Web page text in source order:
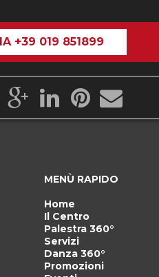
+39 019 851899
MENÙ RAPIDO
Home
Il Centro
Palestra 360°
Servizi
Danza 360°
Promozioni